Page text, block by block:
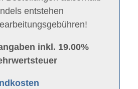
entstehen
inkl. 19.00%